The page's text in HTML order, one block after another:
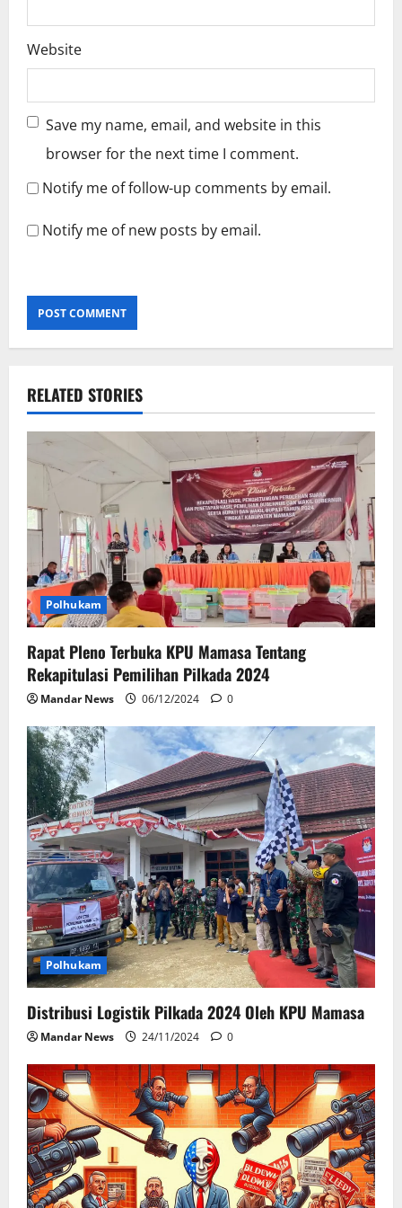
Website
Save my name, email, and website in this
browser for the next time I comment.
Notify me of follow-up comments by email.
Notify me of new posts by email.
RELATED STORIES
Polhukam
Rapat Pleno Terbuka KPU Mamasa Tentang
Rekapitulasi Pemilihan Pilkada 2024
Mandar News 06/12/2024 0
Polhukam
Distribusi Logistik Pilkada 2024 Oleh KPU Mamasa
Mandar News 24/11/2024 0